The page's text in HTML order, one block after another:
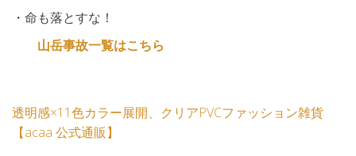
・命も落とすな！
山岳事故一覧はこちら
透明感×11色カラー展開、クリアPVCファッション雑貨
【acaa 公式通販】